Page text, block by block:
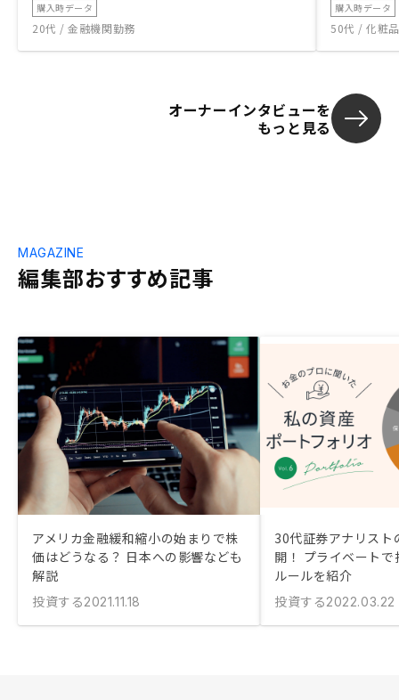
購入時データ
20代 / 金融機関勤務
購入時データ
50代 / 化粧
オーナーインタビューを
もっと見る
編集部おすすめ記事
MAGAZINE
アメリカ金融緩和縮小の始まりで株
価はどうなる？ 日本への影響なども
解説
投資する2021.11.18
30代証券アナリスト
開！ プライベート
ルールを紹介
投資する2022.03.22